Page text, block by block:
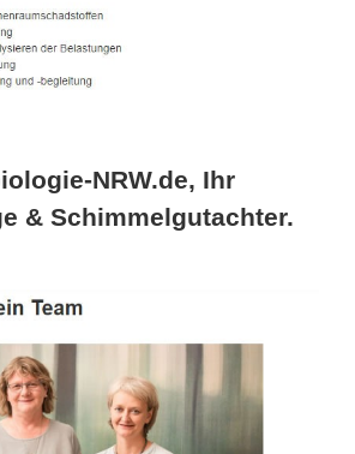
NRW.de, Ihr
& Schimmelgutachter.